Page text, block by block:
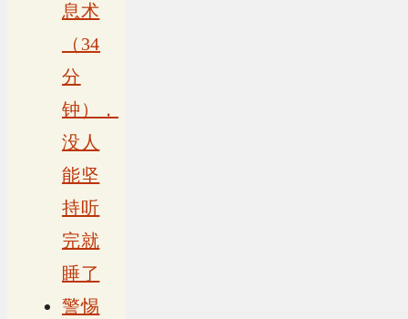
息术
（34
分
钟），
没人
能坚
持听
完就
睡了
警惕